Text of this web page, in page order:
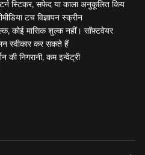
स्टिकर, सफेद या काला अनुकूलित किय
टच विज्ञापन स्क्रीन
कोई मासिक शुल्क नहीं। सॉफ़्टवेयर
स्वीकार कर सकते हैं
की निगरानी, ​​कम इन्वेंट्री